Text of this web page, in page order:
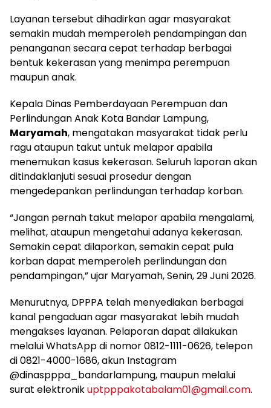
Layanan tersebut dihadirkan agar masyarakat
semakin mudah memperoleh pendampingan dan
penanganan secara cepat terhadap berbagai
bentuk kekerasan yang menimpa perempuan
maupun anak.
Kepala Dinas Pemberdayaan Perempuan dan
Perlindungan Anak Kota Bandar Lampung,
Maryamah, mengatakan masyarakat tidak perlu
ragu ataupun takut untuk melapor apabila
menemukan kasus kekerasan. Seluruh laporan akan
ditindaklanjuti sesuai prosedur dengan
mengedepankan perlindungan terhadap korban.
“Jangan pernah takut melapor apabila mengalami,
melihat, ataupun mengetahui adanya kekerasan.
Semakin cepat dilaporkan, semakin cepat pula
korban dapat memperoleh perlindungan dan
pendampingan,” ujar Maryamah, Senin, 29 Juni 2026.
Menurutnya, DPPPA telah menyediakan berbagai
kanal pengaduan agar masyarakat lebih mudah
mengakses layanan. Pelaporan dapat dilakukan
melalui WhatsApp di nomor 0812-1111-0626, telepon
di 0821-4000-1686, akun Instagram
@dinaspppa_bandarlampung, maupun melalui
surat elektronikuptpppakotabalam01@gmail.com.